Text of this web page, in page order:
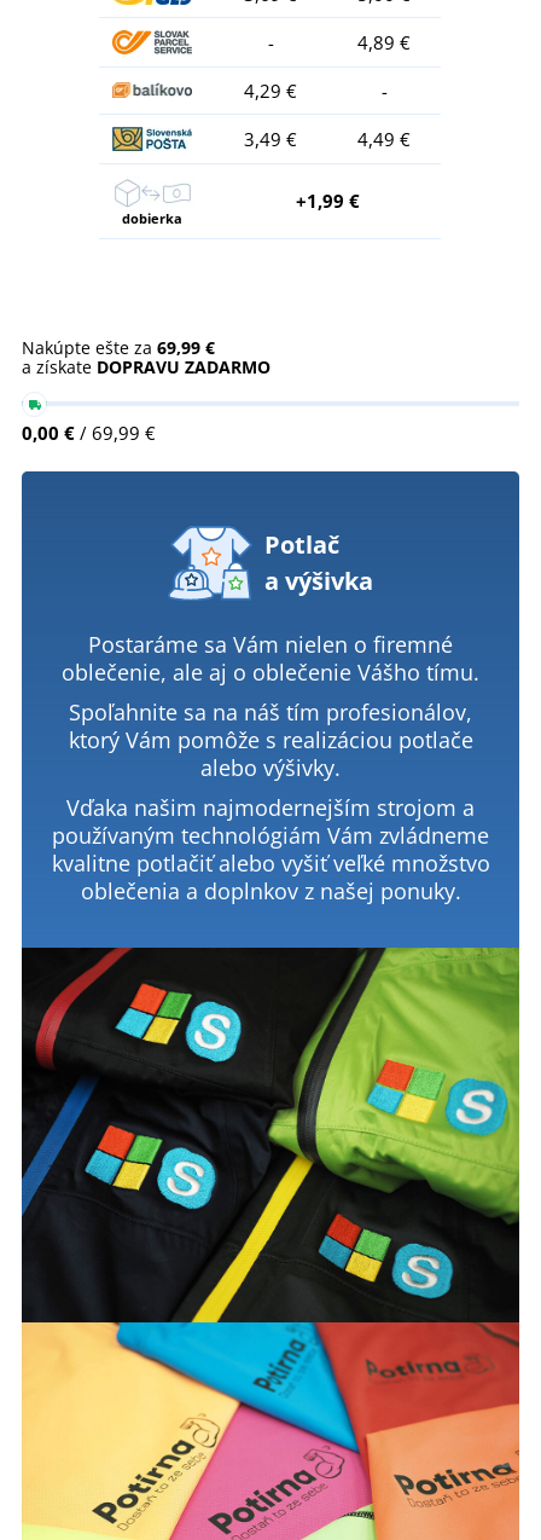
-
4,89 €
4,29 €
-
3,49 €
4,49 €
dobierka
+1,99 €
Nakúpte ešte za 69,99 €
a získate DOPRAVU ZADARMO
0,00 € / 69,99 €
Potlač
a výšivka
Postaráme sa Vám nielen o firemné
oblečenie, ale aj o oblečenie Vášho tímu.
Spoľahnite sa na náš tím profesionálov,
ktorý Vám pomôže s realizáciou potlače
alebo výšivky.
Vďaka našim najmodernejším strojom a
používaným technológiám Vám zvládneme
kvalitne potlačiť alebo vyšiť veľké množstvo
oblečenia a doplnkov z našej ponuky.